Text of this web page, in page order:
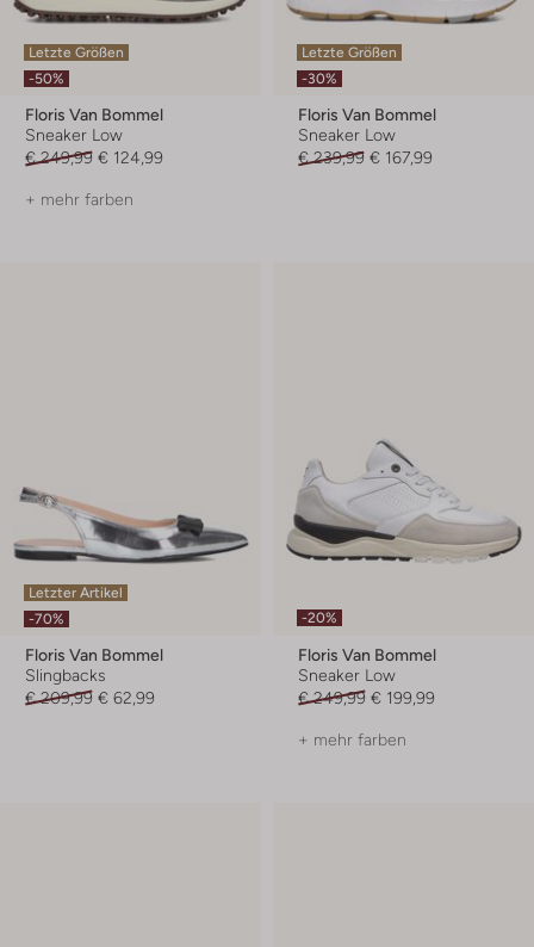
Letzte Größen
-50%
Floris Van Bommel
Sneaker Low
€ 249,99 € 124,99
+ mehr farben
Letzte Größen
-30%
Floris Van Bommel
Sneaker Low
€ 239,99 € 167,99
Letzter Artikel
-70%
Floris Van Bommel
Slingbacks
€ 209,99 € 62,99
-20%
Floris Van Bommel
Sneaker Low
€ 249,99 € 199,99
+ mehr farben